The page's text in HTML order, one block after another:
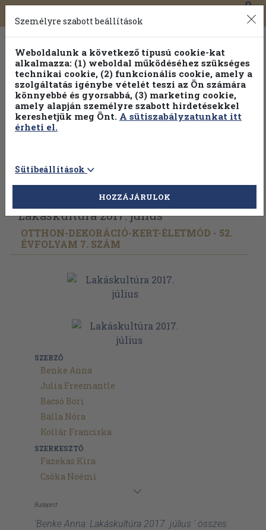
Toggle
navigation
0
Válogasson több mint 1.000.000 kiadványunk közül
100% kedvezménnyel!
Vissza az előző oldalra Válasszon példányt
Lakáskultúra 2017. július
OTTHON-DEKORÁCIÓ-KERT-ÉLETMÓD - 52.
ÉVFOLYAM 7. SZÁM
SZERZŐ
Benke Anna
Julia Freemantle
Bacsó Bori
Balla Nóra
Kollár Franciska
SZERKESZTŐ
Fazekas Kira
Csóka Noémi
Budapest
'Benke Anna: Lakáskultúra 2017. július ' összes
Személyre szabott beállítások
Weboldalunk a következő típusú cookie-kat
alkalmazza: (1) weboldal működéséhez szükséges
technikai cookie, (2) funkcionális cookie, amely a
szolgáltatás igénybe vételét teszi az Ön számára
könnyebbé és gyorsabbá, (3) marketing cookie,
amely alapján személyre szabott hirdetésekkel
kereshetjük meg Önt. A sütiszabályzatunkat itt
érheti el.
Sütibeállítások
HOZZÁJÁRULOK